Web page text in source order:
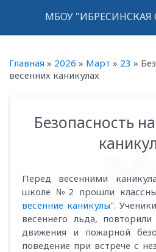
МБОУ
Главная » 2026 » Март » 23 »
весенних каникулах
Безопасность
Перед весенними
школе №2 прошли
весенние каникулы".
весеннего льда,
движения и пожарной
поведение при встрече с